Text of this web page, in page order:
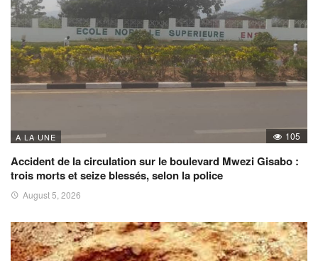
A LA UNE 105
Accident de la circulation sur le boulevard Mwezi Gisabo :
trois morts et seize blessés, selon la police
August 5, 2026